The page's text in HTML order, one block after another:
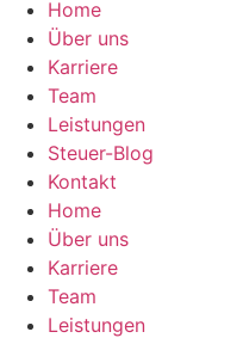
Home
Über uns
Karriere
Team
Leistungen
Steuer-Blog
Kontakt
Home
Über uns
Karriere
Team
Leistungen